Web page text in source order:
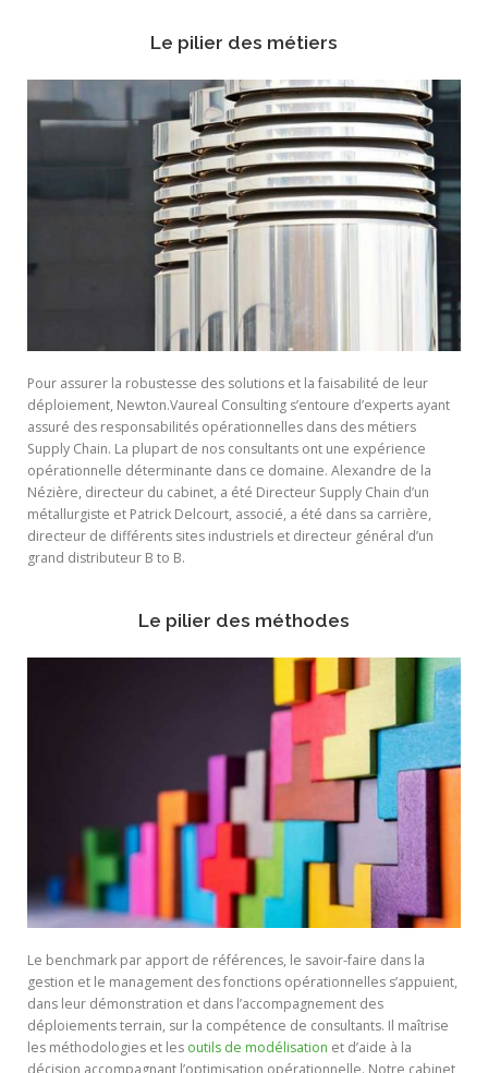
Le pilier des métiers
Pour assurer la robustesse des solutions et la faisabilité de leur
déploiement, Newton.Vaureal Consulting s’entoure d’experts ayant
assuré des responsabilités opérationnelles dans des métiers
Supply Chain. La plupart de nos consultants ont une expérience
opérationnelle déterminante dans ce domaine. Alexandre de la
Nézière, directeur du cabinet, a été Directeur Supply Chain d’un
métallurgiste et Patrick Delcourt, associé, a été dans sa carrière,
directeur de différents sites industriels et directeur général d’un
grand distributeur B to B.
Le pilier des méthodes
Le benchmark par apport de références, le savoir-faire dans la
gestion et le management des fonctions opérationnelles s’appuient,
dans leur démonstration et dans l’accompagnement des
déploiements terrain, sur la compétence de consultants. Il maîtrise
les méthodologies et les outils de modélisation et d’aide à la